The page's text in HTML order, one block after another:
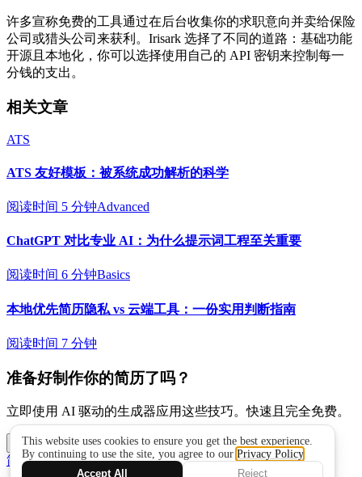
许多宣称免费的工具通过在后台收集你的求职意向并卖给保险
公司或猎头公司来获利。Irisark 选择了不同的道路：基础功能
开源且本地化，你可以选择使用自己的 API 密钥来控制每一
分钱的支出。
相关文章
ATS
ATS 友好模板：被系统成功解析的科学
阅读时间 5 分钟Advanced
ChatGPT 对比专业 AI：为什么提示词工程至关重要
阅读时间 6 分钟Basics
本地优先简历隐私 vs 云端工具：一份实用判断指南
阅读时间 7 分钟
准备好制作你的简历了吗？
立即使用 AI 驱动的生成器应用这些技巧。快速且完全免费。
开始制作
简历写作指南岗位实战手册数据与隐私更新日志支持联系